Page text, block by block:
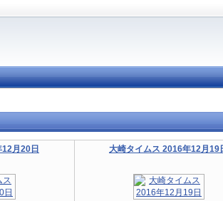
月20日 大崎タイムス 2016年12月19